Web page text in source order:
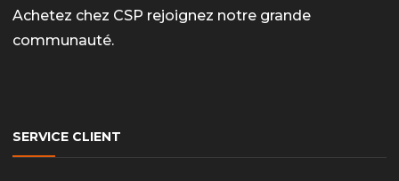
Achetez chez CSP rejoignez notre grande
communauté.
SERVICE CLIENT